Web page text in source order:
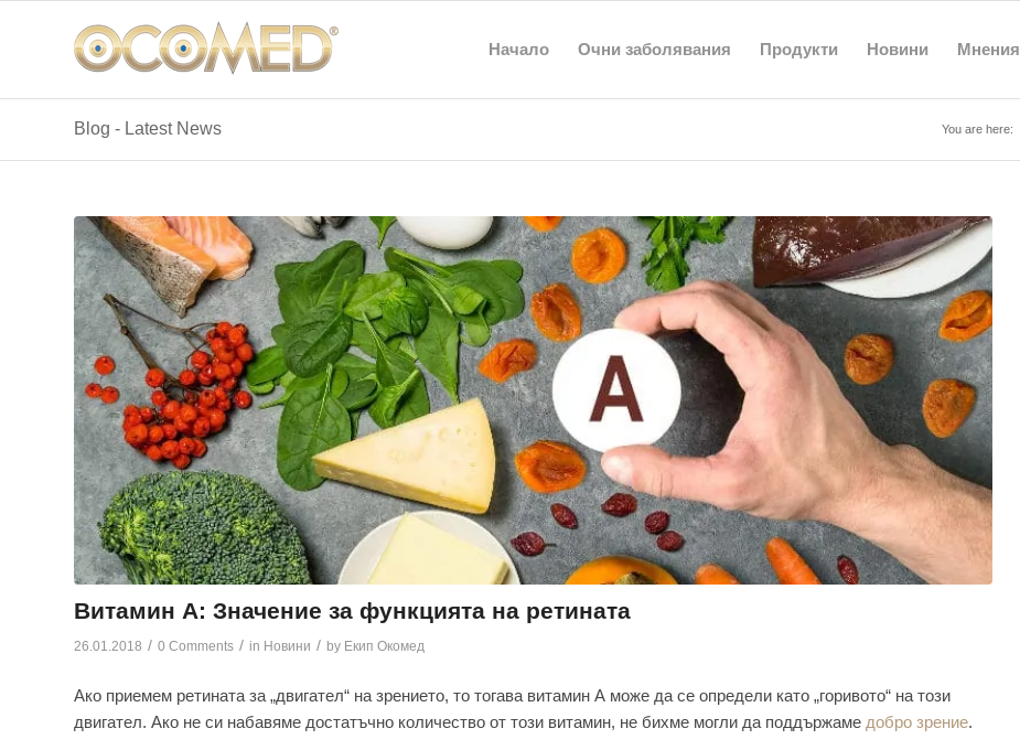
Начало Очни заболявания Продукти Новини Мнения
Blog - Latest News You are here:
Витамин А: Значение за функцията на ретината
26.01.2018 / 0 Comments / in Новини / by Екип Окомед
Ако приемем ретината за „двигател“ на зрението, то тогава витамин А може да се определи като „горивото“ на този
двигател. Ако не си набавяме достатъчно количество от този витамин, не бихме могли да поддържаме добро зрение.